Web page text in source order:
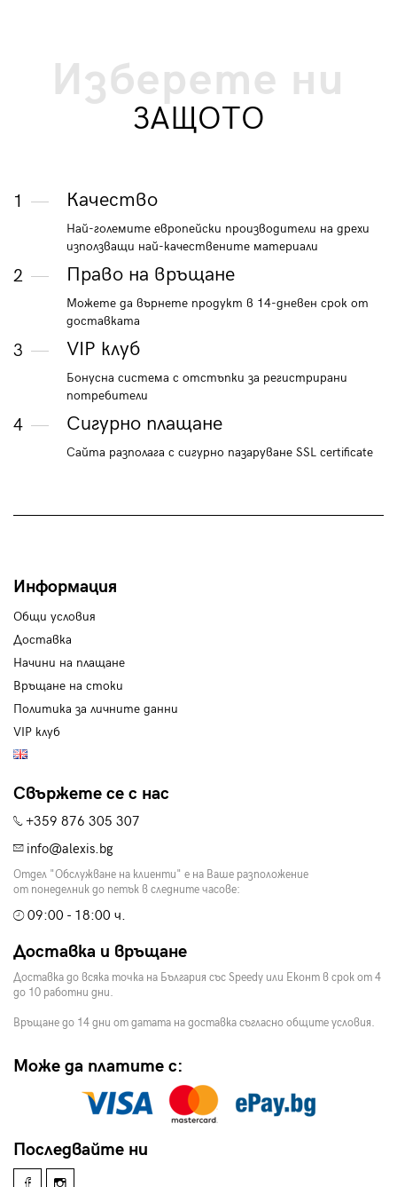
Изберете ни
ЗАЩОТО
1 Качество
Най-големите европейски производители на дрехи
използващи най-качествените материали
2 Право на връщане
Можете да върнете продукт в 14-дневен срок от
доставката
3 VIP клуб
Бонусна система с отстъпки за регистрирани
потребители
4 Сигурно плащане
Сайта разполага с сигурно пазаруване SSL certificate
Информация
Общи условия
Доставка
Начини на плащане
Връщане на стоки
Политика за личните данни
VIP клуб
Свържете се с нас
+359 876 305 307
info@alexis.bg
Отдел "Обслужване на клиенти" е на Ваше разположение
от понеделник до петък в следните часове:
09:00 - 18:00 ч.
Доставка и връщане
Доставка до всяка точка на България със Speedy или Еконт в срок от 4
до 10 работни дни.
Връщане до 14 дни от датата на доставка съгласно общите условия.
Може да платите с:
Последвайте ни